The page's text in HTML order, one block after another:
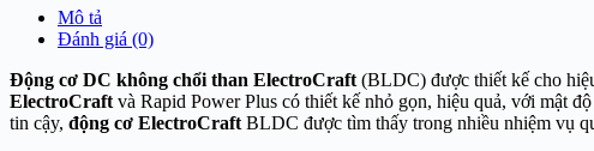
Mô tả
Đánh giá (0)
Động cơ DC không chổi than ElectroCraft (BLDC) được thiết kế cho
ElectroCraft và Rapid Power Plus có thiết kế nhỏ gọn, hiệu quả, với mật
tin cậy, động cơ ElectroCraft BLDC được tìm thấy trong nhiều nhiệm vụ